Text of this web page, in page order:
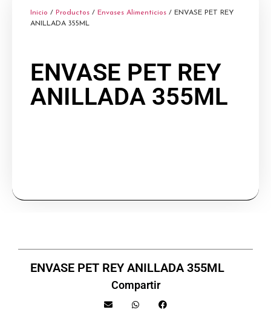
Inicio / Productos / Envases Alimenticios / ENVASE PET REY
ANILLADA 355ML
ENVASE PET REY
ANILLADA 355ML
ENVASE PET REY ANILLADA 355ML
Compartir